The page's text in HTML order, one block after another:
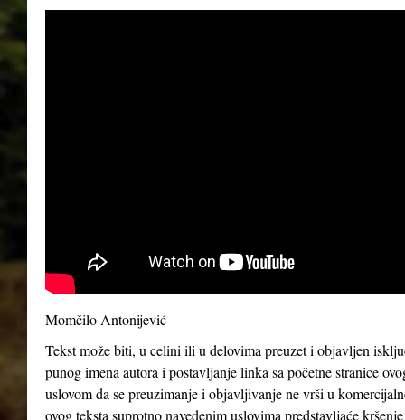
Momčilo Antonijević
Tekst može biti, u celini ili u delovima preuzet i objavljen
punog imena autora i postavljanje linka sa početne stranice
uslovom da se preuzimanje i objavljivanje ne vrši u
ovog teksta suprotno navedenim uslovima predstavljaće